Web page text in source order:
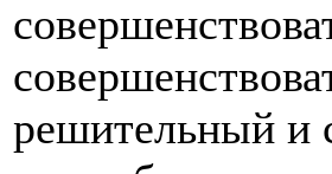
решительный и